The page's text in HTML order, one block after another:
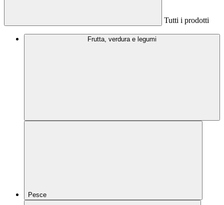
Tutti i prodotti
Frutta, verdura e legumi
Pesce